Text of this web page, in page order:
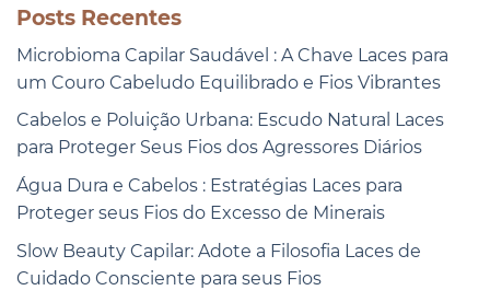
Posts Recentes
Microbioma Capilar Saudável : A Chave Laces para
um Couro Cabeludo Equilibrado e Fios Vibrantes
Cabelos e Poluição Urbana: Escudo Natural Laces
para Proteger Seus Fios dos Agressores Diários
Água Dura e Cabelos : Estratégias Laces para
Proteger seus Fios do Excesso de Minerais
Slow Beauty Capilar: Adote a Filosofia Laces de
Cuidado Consciente para seus Fios